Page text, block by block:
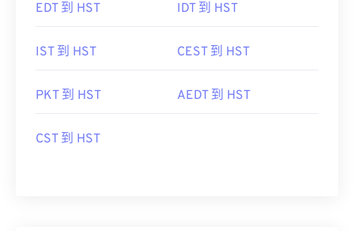
EDT 到 HST IDT 到 HST
IST 到 HST CEST 到 HST
PKT 到 HST AEDT 到 HST
CST 到 HST